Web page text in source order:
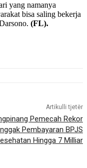
yang namanya
bisa saling bekerja
(FL).
Artikulli tjetër
Pemecah Rekor
Pembayaran BPJS
Hingga 7 Milliar